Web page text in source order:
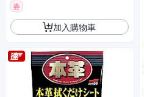
券
加入購物車